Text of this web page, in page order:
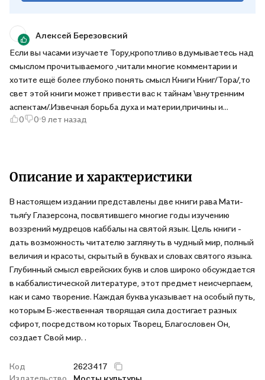
Алексей Березовский
Если вы часами изучаете Тору,кропотливо вдумываетесь над
смыслом прочитываемого ,читали многие комментарии и
хотите ещё более глубоко понять смысл Книги Книг/Тора/,то
свет этой книги может привести вас к тайнам \внутренним
аспектам/.Извечная борьба духа и материи,причины и
следствия,виды страха,цель жизни,все есть здесь....любое
внутренний рост индивидуума/человека/.вместе с автором
конечно же исследуя буквы и слова святого языка /ибо это
основная тема книги/,сделаем первые шаги по лестнице
которая ведёт от материализма до высшей
духовности.рекомендую...
0 0 9 лет назад
Описание и характеристики
В настоящем издании представлены две книги рава Мати­
тья­ѓу Глазерсона, посвятившего многие годы изучению
воззрений мудрецов каббалы на святой язык. Цель книги -
дать возможность читателю заглянуть в чудный мир, полный
величия и красоты, скрытый в буквах и словах святого языка.
Глубинный смысл еврейских букв и слов широко обсуждается
в каббалистической литературе, этот предмет неисчерпаем,
как и само творение. Каждая буква указывает на особый путь,
которым Б-жественная творящая сила достигает разных
сфирот, посредством которых Творец, Благословен Он,
создает Свой мир. .
Код
2623417
Издательство
Мосты культуры